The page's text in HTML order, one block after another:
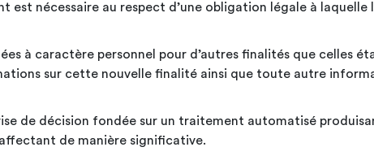
est nécessaire au respect d’une obligation légale à laquelle
à caractère personnel pour d’autres finalités que celles
sur cette nouvelle finalité ainsi que toute autre
de décision fondée sur un traitement automatisé
de manière significative.